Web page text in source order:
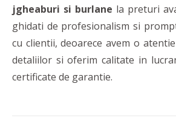
jgheaburi si burlane la preturi
ghidati de profesionalism si
cu clientii, deoarece avem o
detaliilor si oferim calitate in
certificate de garantie.